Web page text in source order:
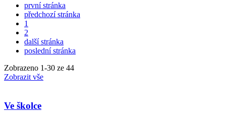
první stránka
předchozí stránka
1
2
další stránka
poslední stránka
Zobrazeno 1-30 ze 44
Zobrazit vše
Ve školce